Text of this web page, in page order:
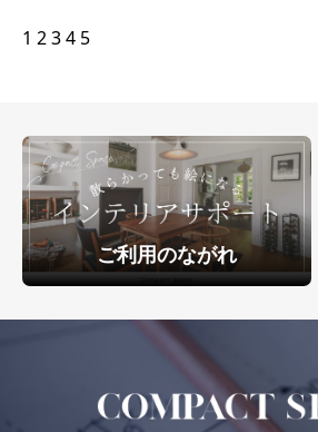
1 234 5
ご利用のながれ